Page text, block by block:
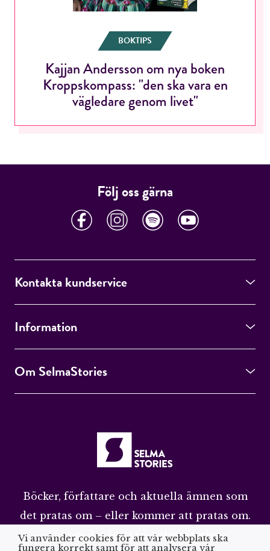
RÖSTA
Jag accepterar villkoren.
ÅNGRA OCH STÄNG
BOKTIPS
Kajjan Andersson om nya boken
Kroppskompass: "den ska vara en
vägledare genom livet"
Följ oss gärna
Kontakta kundservice
Information
Om SelmaStories
Böcker, författare och aktuella ämnen som
det pratas om – eller kommer att pratas om.
Läs om det först på SelmaStories.
Vi använder cookies för att vår webbplats ska
fungera korrekt samt för att analysera vår